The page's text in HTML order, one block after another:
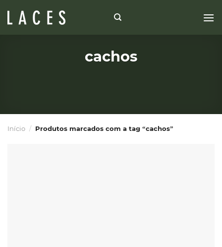
cachos
Início / Produtos marcados com a tag “cachos”